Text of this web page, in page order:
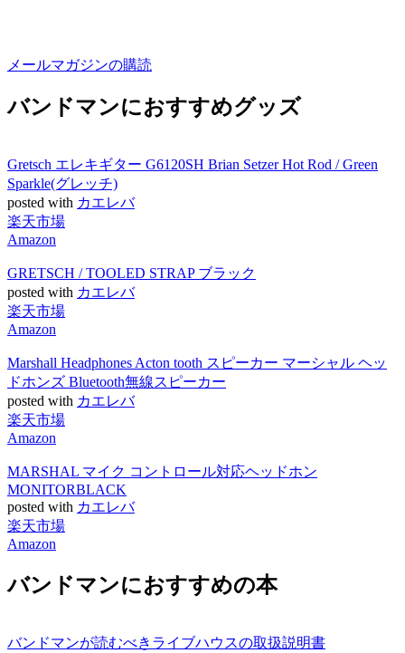
メールマガジンの購読
バンドマンにおすすめグッズ
Gretsch エレキギター G6120SH Brian Setzer Hot Rod / Green
Sparkle(グレッチ)
posted with カエレバ
楽天市場
Amazon
GRETSCH / TOOLED STRAP ブラック
posted with カエレバ
楽天市場
Amazon
Marshall Headphones Acton tooth スピーカー マーシャル ヘッ
ドホンズ Bluetooth無線スピーカー
posted with カエレバ
楽天市場
Amazon
MARSHAL マイク コントロール対応ヘッドホン
MONITORBLACK
posted with カエレバ
楽天市場
Amazon
バンドマンにおすすめの本
バンドマンが読むべきライブハウスの取扱説明書